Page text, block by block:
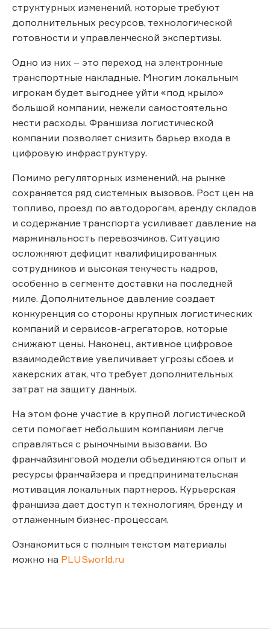
структурных изменений, которые требуют
дополнительных ресурсов, технологической
готовности и управленческой экспертизы.
Одно из них – это переход на электронные
транспортные накладные. Многим локальным
игрокам будет выгоднее уйти «под крыло»
большой компании, нежели самостоятельно
нести расходы. Франшиза логистической
компании позволяет снизить барьер входа в
цифровую инфраструктуру.
Помимо регуляторных изменений, на рынке
сохраняется ряд системных вызовов. Рост цен на
топливо, проезд по автодорогам, аренду складов
и содержание транспорта усиливает давление на
маржинальность перевозчиков. Ситуацию
осложняют дефицит квалифицированных
сотрудников и высокая текучесть кадров,
особенно в сегменте доставки на последней
миле. Дополнительное давление создает
конкуренция со стороны крупных логистических
компаний и сервисов-агрегаторов, которые
снижают цены. Наконец, активное цифровое
взаимодействие увеличивает угрозы сбоев и
хакерских атак, что требует дополнительных
затрат на защиту данных.
На этом фоне участие в крупной логистической
сети помогает небольшим компаниям легче
справляться с рыночными вызовами. Во
франчайзинговой модели объединяются опыт и
ресурсы франчайзера и предпринимательская
мотивация локальных партнеров. Курьерская
франшиза дает доступ к технологиям, бренду и
отлаженным бизнес-процессам.
Ознакомиться с полным текстом материалы
можно на PLUSworld.ru